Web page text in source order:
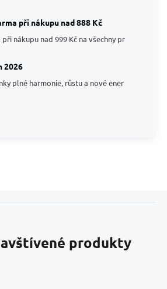
při nákupu nad 888 Kč
nákupu nad 999 Kč na všechny pr
2026
plné harmonie, růstu a nové ener
produkty